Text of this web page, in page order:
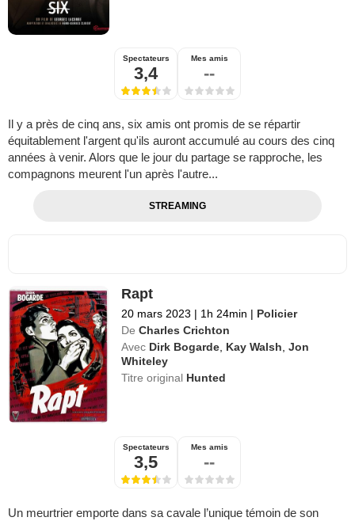
Spectateurs
3,4
Mes amis
--
Il y a près de cinq ans, six amis ont promis de se répartir
équitablement l'argent qu'ils auront accumulé au cours des cinq
années à venir. Alors que le jour du partage se rapproche, les
compagnons meurent l'un après l'autre...
STREAMING
Rapt
20 mars 2023 | 1h 24min | Policier
De Charles Crichton
Avec Dirk Bogarde Kay Walsh ,Jon
Whiteley
Titre original Hunted
Spectateurs
3,5
Mes amis
--
Un meurtrier emporte dans sa cavale l’unique témoin de son